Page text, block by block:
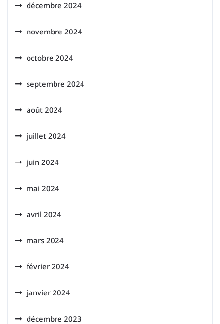
décembre 2024
novembre 2024
octobre 2024
septembre 2024
août 2024
juillet 2024
juin 2024
mai 2024
avril 2024
mars 2024
février 2024
janvier 2024
décembre 2023